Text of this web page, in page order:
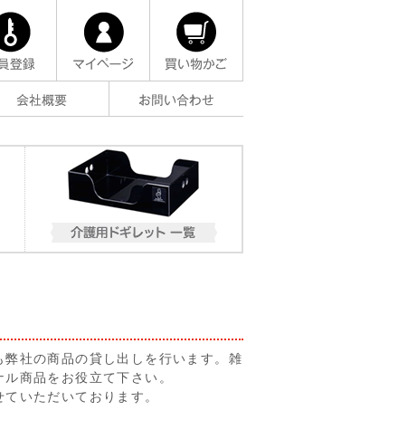
社の商品の貸し出しを行います。雑
商品をお役立て下さい。
いただいております。